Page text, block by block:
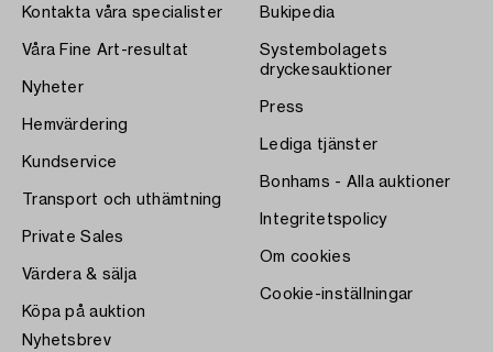
Kontakta våra specialister
Våra Fine Art-resultat
Nyheter
Hemvärdering
Kundservice
Transport och uthämtning
Private Sales
Värdera & sälja
Köpa på auktion
Bukipedia
Systembolagets
dryckesauktioner
Press
Lediga tjänster
Bonhams - Alla auktioner
Integritetspolicy
Om cookies
Cookie-inställningar
Nyhetsbrev